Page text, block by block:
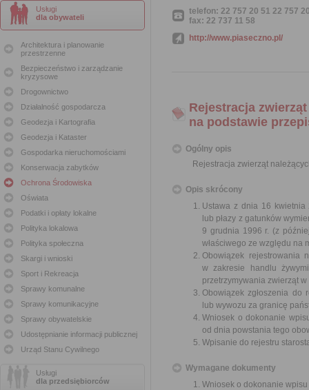
Usługi
dla obywateli
Architektura i planowanie
przestrzenne
Bezpieczeństwo i zarządzanie
kryzysowe
Drogownictwo
Działalność gospodarcza
Geodezja i Kartografia
Geodezja i Kataster
Gospodarka nieruchomościami
Konserwacja zabytków
Ochrona Środowiska
Oświata
Podatki i opłaty lokalne
Polityka lokalowa
Polityka społeczna
Skargi i wnioski
Sport i Rekreacja
Sprawy komunalne
Sprawy komunikacyjne
Sprawy obywatelskie
Udostępnianie informacji publicznej
Urząd Stanu Cywilnego
Usługi
dla przedsiębiorców
telefon: 22 757 20 51 22 757
fax: 22 737 11 58
http://www.piaseczno.pl/
Rejestracja
na podstawie
Ogólny opis
Rejestracja zwierząt
Opis skrócony
Ustawa z dnia 16 kwietnia
lub płazy z gatunków
9 grudnia 1996 r. (z
właściwego ze względu na
Obowiązek rejestrowania
w zakresie handlu
przetrzymywania zwierząt
Obowiązek zgłoszenia
lub wywozu za granicę
Wniosek o dokonanie
od dnia powstania tego
Wpisanie do rejestru
Wymagane dokumenty
Wniosek o dokonanie